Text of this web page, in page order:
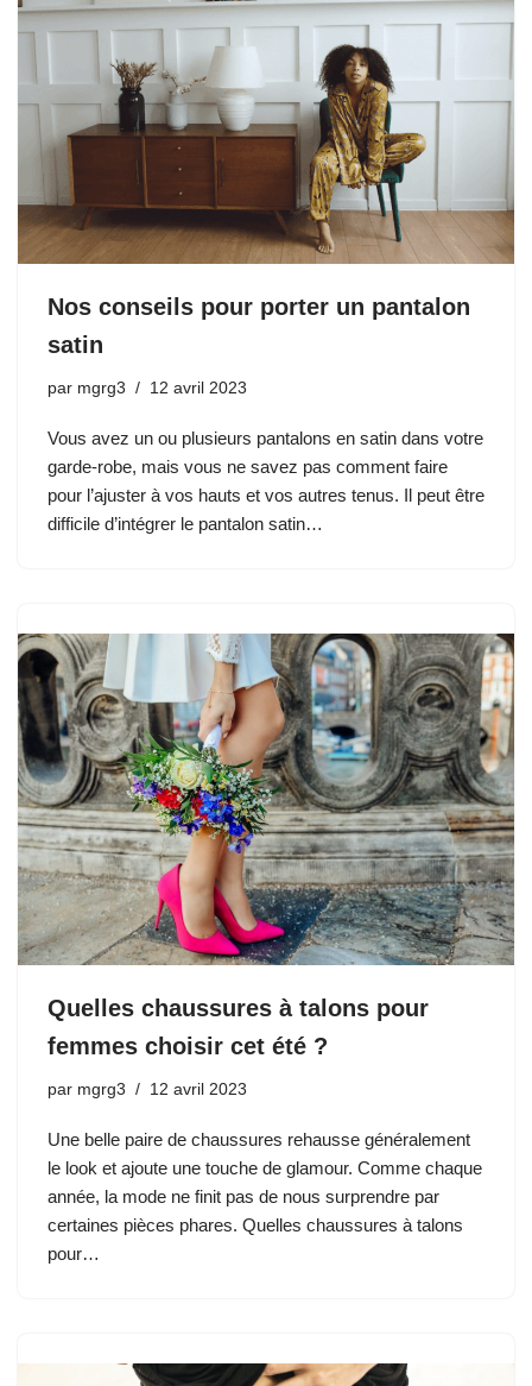
Nos conseils pour porter un pantalon
satin
par mgrg3 12 avril 2023
Vous avez un ou plusieurs pantalons en satin dans votre
garde-robe, mais vous ne savez pas comment faire
pour l’ajuster à vos hauts et vos autres tenus. Il peut être
difficile d’intégrer le pantalon satin…
Quelles chaussures à talons pour
femmes choisir cet été ?
par mgrg3 12 avril 2023
Une belle paire de chaussures rehausse généralement
le look et ajoute une touche de glamour. Comme chaque
année, la mode ne finit pas de nous surprendre par
certaines pièces phares. Quelles chaussures à talons
pour…